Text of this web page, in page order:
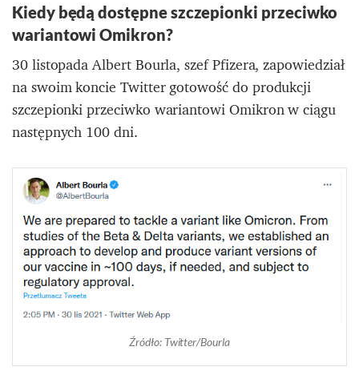
Kiedy będą dostępne szczepionki przeciwko
wariantowi Omikron?
30 listopada Albert Bourla, szef Pfizera, zapowiedział
na swoim koncie Twitter gotowość do produkcji
szczepionki przeciwko wariantowi Omikron w ciągu
następnych 100 dni.
Źródło: Twitter/Bourla